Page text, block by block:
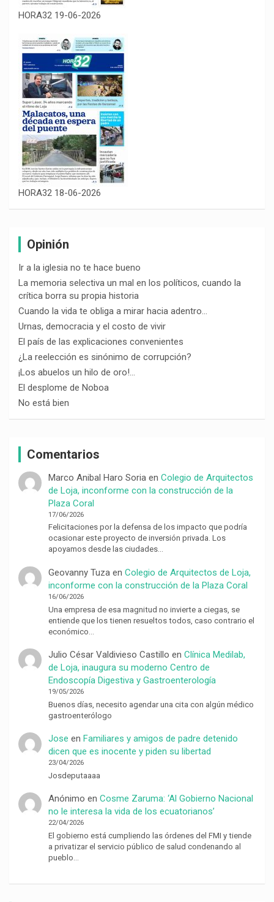
HORA32 19-06-2026
HORA32 18-06-2026
Opinión
Ir a la iglesia no te hace bueno
La memoria selectiva un mal en los políticos, cuando la
crítica borra su propia historia
Cuando la vida te obliga a mirar hacia adentro…
Urnas, democracia y el costo de vivir
El país de las explicaciones convenientes
¿La reelección es sinónimo de corrupción?
¡Los abuelos un hilo de oro!…
El desplome de Noboa
No está bien
Comentarios
Marco Anibal Haro Soriaen Colegio de Arquitectos
de Loja, inconforme con la construcción de la
Plaza Coral
17/06/2026
Felicitaciones por la defensa de los impacto que podría
ocasionar este proyecto de inversión privada. Los
apoyamos desde las ciudades…
Geovanny Tuzaen Colegio de Arquitectos de Loja,
inconforme con la construcción de la Plaza Coral
16/06/2026
Una empresa de esa magnitud no invierte a ciegas, se
entiende que los tienen resueltos todos, caso contrario el
económico…
Julio César Valdivieso Castillo en Clínica Medilab,
de Loja, inaugura su moderno Centro de
Endoscopía Digestiva y Gastroenterología
19/05/2026
Buenos días, necesito agendar una cita con algún médico
gastroenterólogo
Jose en Familiares y amigos de padre detenido
dicen que es inocente y piden su libertad
23/04/2026
Josdeputaaaa
Anónimo en Cosme Zaruma: ‘Al Gobierno Nacional
no le interesa la vida de los ecuatorianos’
22/04/2026
El gobierno está cumpliendo las órdenes del FMI y tiende
a privatizar el servicio público de salud condenando al
pueblo…